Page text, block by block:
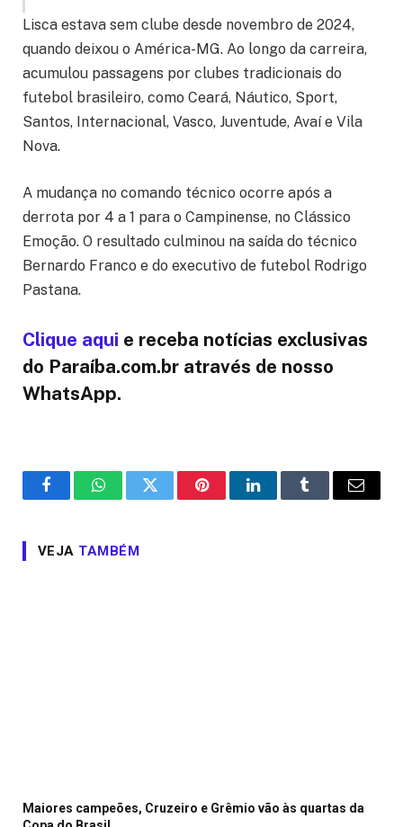
Lisca estava sem clube desde novembro de 2024,
quando deixou o América-MG. Ao longo da carreira,
acumulou passagens por clubes tradicionais do
futebol brasileiro, como Ceará, Náutico, Sport,
Santos, Internacional, Vasco, Juventude, Avaí e Vila
Nova.
A mudança no comando técnico ocorre após a
derrota por 4 a 1 para o Campinense, no Clássico
Emoção. O resultado culminou na saída do técnico
Bernardo Franco e do executivo de futebol Rodrigo
Pastana.
Clique aqui e receba notícias exclusivas
do Paraíba.com.br através de nosso
WhatsApp.
FacebookWhatsAppTwitter PinterestLinkedInTumblr Email
VEJA TAMBÉM
Maiores campeões, Cruzeiro e Grêmio vão às quartas da